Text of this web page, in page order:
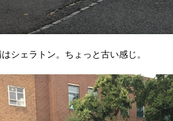
シェラトン。ちょっと古い感じ。